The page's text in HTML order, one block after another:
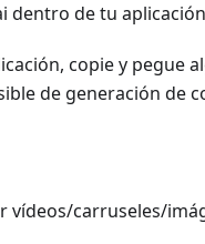
dentro de tu
copie y pegue
de generación de
vídeos/carruseles/